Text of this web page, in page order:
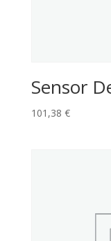
Sensor
101,38 €